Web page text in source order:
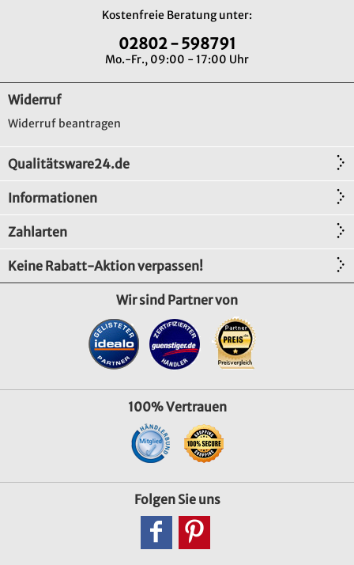
Kostenfreie Beratung unter:
02802 - 598791
Mo.-Fr., 09:00 - 17:00 Uhr
Widerruf
Widerruf beantragen
Qualitätsware24.de
Informationen
Zahlarten
Keine Rabatt-Aktion verpassen!
Wir sind Partner von
100% Vertrauen
Folgen Sie uns